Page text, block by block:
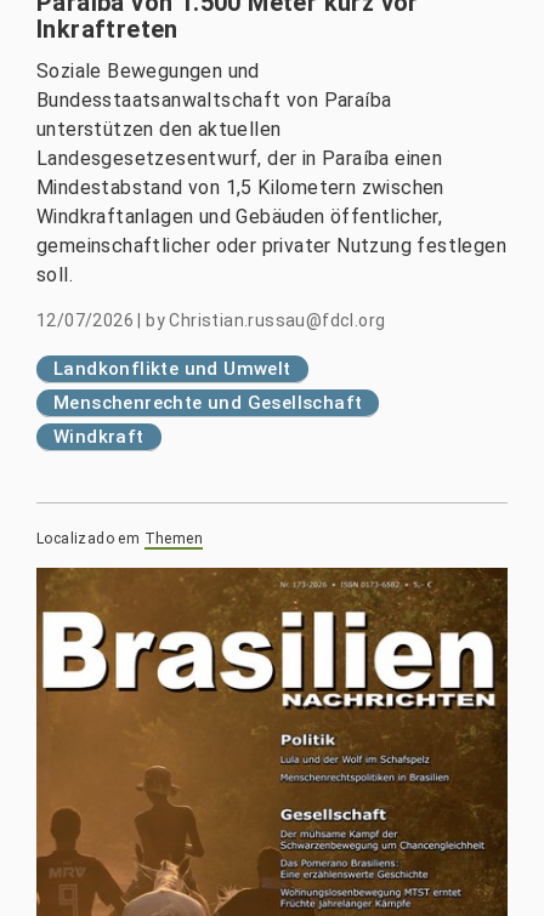
Inkraftreten
Soziale Bewegungen und
Bundesstaatsanwaltschaft von Paraíba
unterstützen den aktuellen
Landesgesetzesentwurf, der in Paraíba einen
Mindestabstand von 1,5 Kilometern zwischen
Windkraftanlagen und Gebäuden öffentlicher,
gemeinschaftlicher oder privater Nutzung festlegen
soll.
12/07/2026 byChristian.russau@fdcl.org
Landkonflikte und Umwelt
Menschenrechte und Gesellschaft
Windkraft
Localizado em Themen